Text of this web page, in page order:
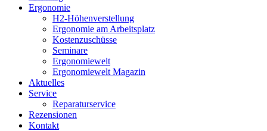
Ergonomie
H2-Höhenverstellung
Ergonomie am Arbeitsplatz
Kostenzuschüsse
Seminare
Ergonomiewelt
Ergonomiewelt Magazin
Aktuelles
Service
Reparaturservice
Rezensionen
Kontakt